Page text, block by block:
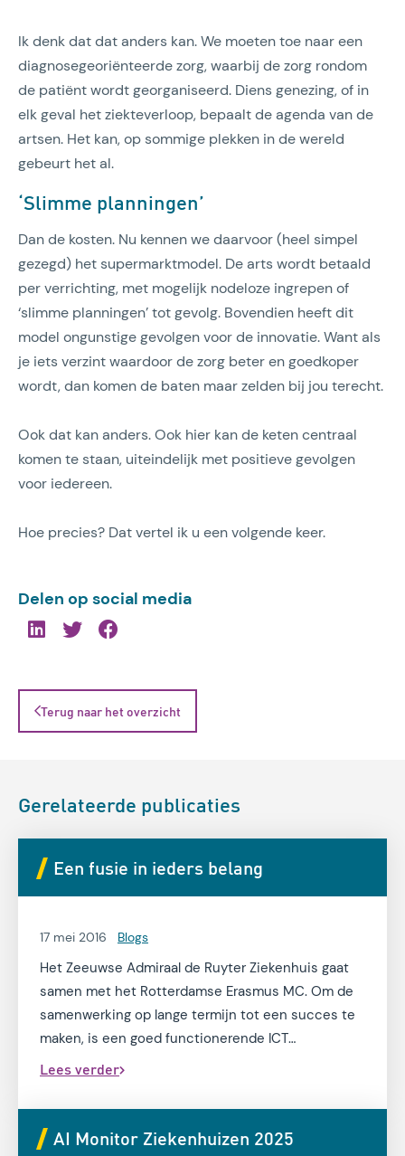
Ik denk dat dat anders kan. We moeten toe naar een
diagnosegeoriënteerde zorg, waarbij de zorg rondom
de patiënt wordt georganiseerd. Diens genezing, of in
elk geval het ziekteverloop, bepaalt de agenda van de
artsen. Het kan, op sommige plekken in de wereld
gebeurt het al.
‘Slimme planningen’
Dan de kosten. Nu kennen we daarvoor (heel simpel
gezegd) het supermarktmodel. De arts wordt betaald
per verrichting, met mogelijk nodeloze ingrepen of
‘slimme planningen’ tot gevolg. Bovendien heeft dit
model ongunstige gevolgen voor de innovatie. Want als
je iets verzint waardoor de zorg beter en goedkoper
wordt, dan komen de baten maar zelden bij jou terecht.
Ook dat kan anders. Ook hier kan de keten centraal
komen te staan, uiteindelijk met positieve gevolgen
voor iedereen.
Hoe precies? Dat vertel ik u een volgende keer.
Delen op social media
Terug naar het overzicht
Gerelateerde publicaties
Een fusie in ieders belang
17 mei 2016 Blogs
Het Zeeuwse Admiraal de Ruyter Ziekenhuis gaat
samen met het Rotterdamse Erasmus MC. Om de
samenwerking op lange termijn tot een succes te
maken, is een goed functionerende ICT
onontbeerlijk
Lees verder
AI Monitor Ziekenhuizen 2025